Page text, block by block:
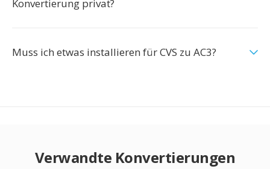
Konvertierung privat?
Muss ich etwas installieren für CVS zu AC3?
Verwandte Konvertierungen